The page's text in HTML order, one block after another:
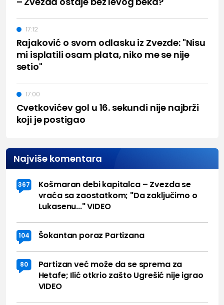
Rajaković o svom odlasku iz Zvezde: "Nisu
mi isplatili osam plata, niko me se nije
setio"
17:12
Cvetkovićev gol u 16. sekundi nije najbrži
koji je postigao
17:00
Najviše komentara
367
Košmaran debi kapitalca – Zvezda se
vraća sa zaostatkom; "Da zaključimo o
Lukasenu..." VIDEO
104 Šokantan poraz Partizana
80
Partizan već može da se sprema za
Hetafe; Ilić otkrio zašto Ugrešić nije igrao
VIDEO